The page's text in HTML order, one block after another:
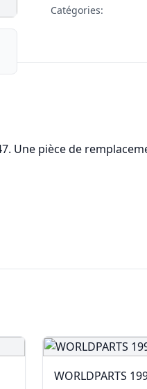
Catégories:
Une pièce de
WORLDPARTS